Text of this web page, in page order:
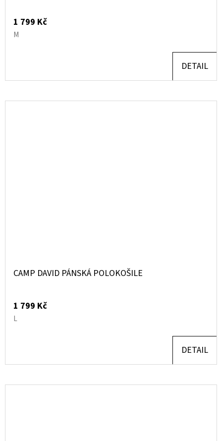
1 799 Kč
M
DETAIL
CAMP DAVID PÁNSKÁ POLOKOŠILE
1 799 Kč
L
DETAIL